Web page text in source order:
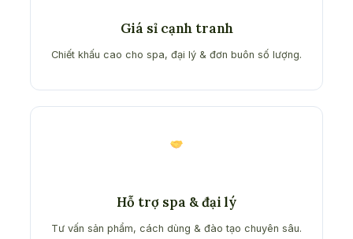
Giá sỉ cạnh tranh
Chiết khấu cao cho spa, đại lý & đơn buôn số lượng.
Hỗ trợ spa & đại lý
Tư vấn sản phẩm, cách dùng & đào tạo chuyên sâu.